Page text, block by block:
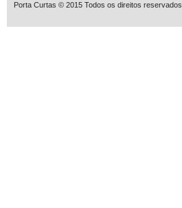
Porta Curtas © 2015 Todos os direitos reservados.